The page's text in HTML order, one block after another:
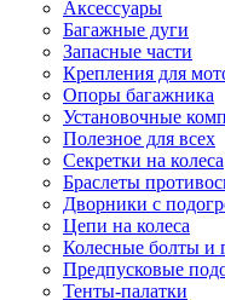
Аксессуары
Багажные дуги
Запасные части
Крепления для
Опоры багажника
Установочные
Полезное для всех
Секретки на колеса
Браслеты
Дворники с
Цепи на колеса
Колесные болты и
Предпусковые
Тенты-палатки